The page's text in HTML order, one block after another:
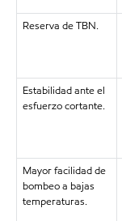
Reserva de TBN.
Estabilidad ante el
esfuerzo cortante.
Mayor facilidad de
bombeo a bajas
temperaturas.